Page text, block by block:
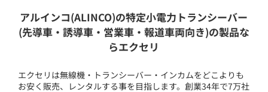
アルインコ(ALINCO)の特定小電力トランシーバー
(先導車・誘導車・営業車・報道車両向き)の製品な
らエクセリ
エクセリは無線機・トランシーバー・インカムをどこよりも
お安く販売、レンタルする事を目指します。創業34年で7万社